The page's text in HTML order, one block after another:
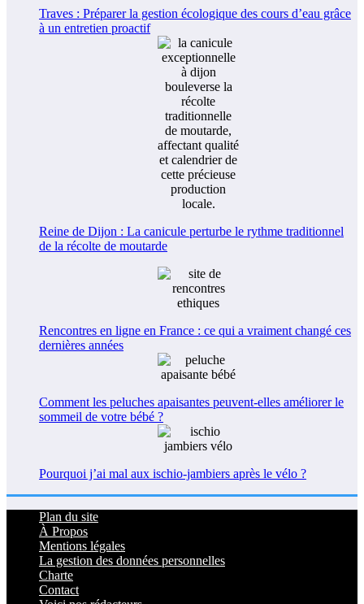
Traves : Préparer la gestion écologique des cours d’eau grâce
à un entretien proactif
Reine de Dijon : La canicule perturbe le rythme traditionnel
de la récolte de moutarde
Rencontres en ligne en France : ce qui a vraiment changé ces
dernières années
Comment les peluches apaisantes peuvent-elles améliorer le
sommeil de votre bébé ?
Pourquoi j’ai mal aux ischio-jambiers après le vélo ?
Plan du site
À Propos
Mentions légales
La gestion des données personnelles
Charte
Contact